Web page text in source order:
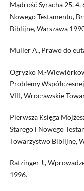
Mądrość Syracha 25,
Nowego Testamentu,
Biblijne, Warszawa
Müller A., Prawo do
Ogryzko M.-
Problemy
VIII, Wrocławskie
Pierwsza Księga
Starego i Nowego
Towarzystwo Biblijne,
Ratzinger J.,
1996.